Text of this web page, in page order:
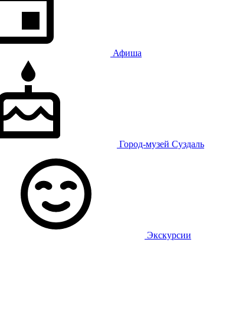
Афиша
Город-музей Суздаль
Экскурсии